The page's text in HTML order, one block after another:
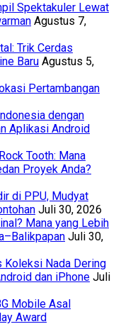
Spektakuler Lewat
Agustus 7,
Trik Cerdas
Baru Agustus 5,
Pertambangan
dengan
Aplikasi Android
Tooth: Mana
Proyek Anda?
di PPU, Mudyat
Juli 30, 2026
Mana yang Lebih
Juli 30,
Koleksi Nada Dering
dan iPhone Juli
Mobile Asal
Award